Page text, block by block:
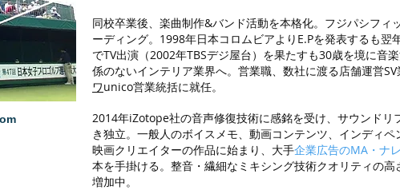
同校卒業後、楽曲制作&バンド活動を本格化。フジパシフィ
ーディング。1998年日本コロムビアよりE.Pを発表するも翌
でTV出演（2002年TBSデジ屋台）を果たすも30歳を境に音
係のないインテリア業界へ。営業職、数社に渡る店舗運営
ワunico営業統括に就任。
2014年iZotope社の音声修復技術に感銘を受け、サウンドリ
き独立。一般人のボイスメモ、動画コンテンツ、インディ
映画クリエイターの作品に始まり、 大手企業広告のMA・ ナ
本を手掛ける。整音・繊細なミキシング技術クオリティの
増加中。